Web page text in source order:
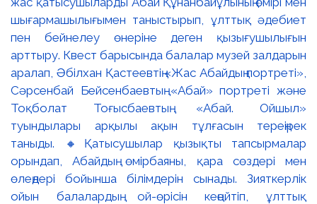
шығармашылығымен таныстырып, ұлттық әдебиет
пен бейнелеу өнеріне деген қызығушылығын
арттыру. Квест барысында балалар музей залдарын
аралап, Әбілхан Қастеевтің «Жас Абайдың портреті»,
Сәрсенбай Бейсенбаевтың «Абай» портреті және
Тоқболат Тоғысбаевтың «Абай. Ойшыл»
туындылары арқылы ақын тұлғасын тереңірек
таныды. 🔸Қатысушылар қызықты тапсырмалар
орындап, Абайдың өмірбаяны, қара сөздері мен
өлеңдері бойынша білімдерін сынады. Зияткерлік
ойын балалардың ой-өрісін кеңейтіп, ұлттық